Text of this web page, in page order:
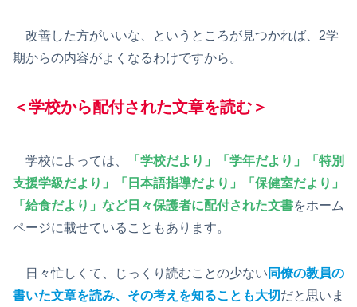
改善した方がいいな、というところが見つかれば、2学
期からの内容がよくなるわけですから。
＜学校から配付された文章を読む＞
学校によっては、
「学校だより」「学年だより」「特別
支援学級だより」「日本語指導だより」「保健室だより」
「給食だより」など日々保護者に配付された文書をホーム
ページに載せていることもあります。
日々忙しくて、じっくり読むことの少ない 同僚の教員の
書いた文章を読み、その考えを知ることも大切だと思いま